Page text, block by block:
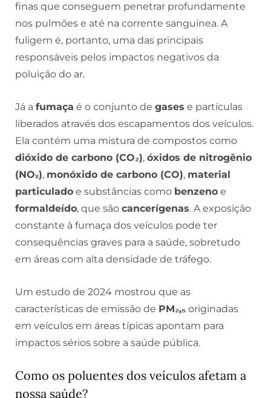
finas que conseguem penetrar profundamente
nos pulmões e até na corrente sanguínea. A
fuligem é, portanto, uma das principais
responsáveis pelos impactos negativos da
poluição do ar.
Já a fumaça é o conjunto de gases e partículas
liberados através dos escapamentos dos veículos.
Ela contém uma mistura de compostos como
dióxido de carbono (CO₂), óxidos de nitrogênio
(NOₓ), monóxido de carbono (CO), material
particulado e substâncias como benzeno e
formaldeído, que são cancerígenas. A exposição
constante à fumaça dos veículos pode ter
consequências graves para a saúde, sobretudo
em áreas com alta densidade de tráfego.
Um estudo de 2024 mostrou que as
características de emissão de PM₂,₅ originadas
em veículos em áreas típicas apontam para
impactos sérios sobre a saúde pública.
Como os poluentes dos veículos afetam a
nossa saúde?